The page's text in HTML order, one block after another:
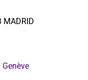
MADRID